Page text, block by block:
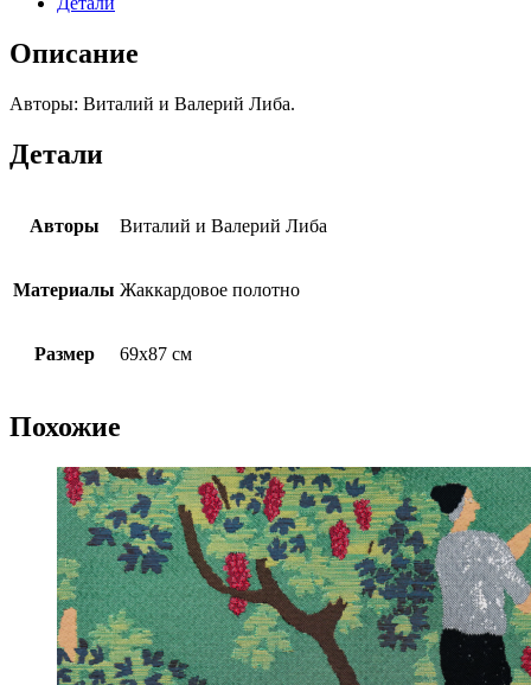
Описание
Авторы: Виталий и Валерий Либа.
Детали
Авторы Виталий и Валерий Либа
Материалы Жаккардовое полотно
Размер 69х87 см
Похожие